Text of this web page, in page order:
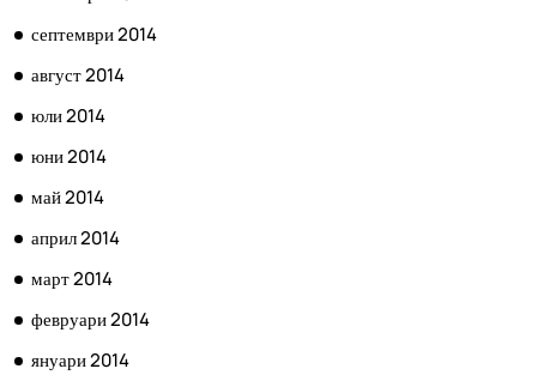
септември 2014
август 2014
юли 2014
юни 2014
май 2014
април 2014
март 2014
февруари 2014
януари 2014